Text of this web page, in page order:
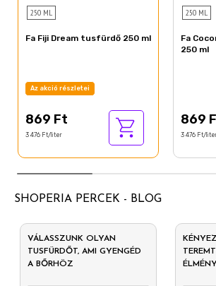
250 ML
Fa Fiji Dream tusfürdő 250 ml
Az akció részletei
869 Ft
3 476 Ft/liter
250 ML
Fa
250 ml
869
3 476 Ft/
SHOPERIA PERCEK - BLOG
VÁLASSZUNK OLYAN
TUSFÜRDŐT, AMI GYENGÉD
A BŐRHÖZ